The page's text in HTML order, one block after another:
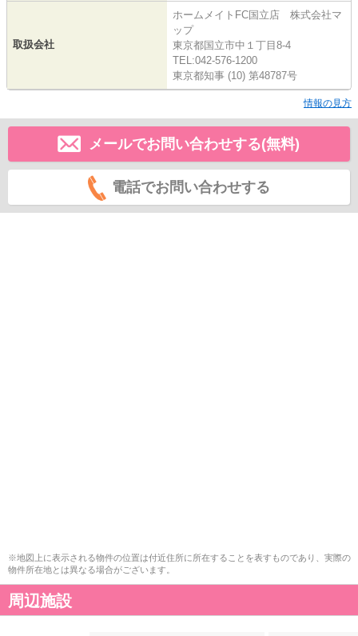
取扱会社
ホームメイトFC国立店 株式会社マ
ップ
東京都国立市中１丁目8-4
TEL:042-576-1200
東京都知事 (10) 第48787号
情報の見方
メールでお問い合わせする(無料)
電話でお問い合わせする
※地図上に表示される物件の位置は付近住所に所在することを表すものであり、実際の
物件所在地とは異なる場合がございます。
周辺施設